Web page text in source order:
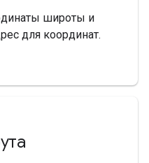
широты и
для координат.